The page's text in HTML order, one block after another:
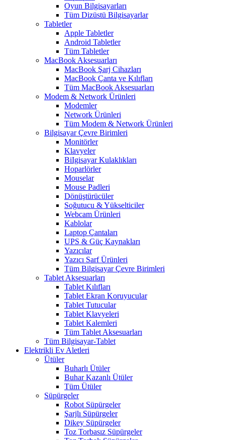
Oyun Bilgisayarları
Tüm Dizüstü Bilgisayarlar
Tabletler
Apple Tabletler
Android Tabletler
Tüm Tabletler
MacBook Aksesuarları
MacBook Şarj Cihazları
MacBook Çanta ve Kılıfları
Tüm MacBook Aksesuarları
Modem & Network Ürünleri
Modemler
Network Ürünleri
Tüm Modem & Network Ürünleri
Bilgisayar Çevre Birimleri
Monitörler
Klavyeler
BiIgisayar Kulaklıkları
Hoparlörler
Mouselar
Mouse Padleri
Dönüştürücüler
Soğutucu & Yükselticiler
Webcam Ürünleri
Kablolar
Laptop Çantaları
UPS & Güç Kaynakları
Yazıcılar
Yazıcı Sarf Ürünleri
Tüm Bilgisayar Çevre Birimleri
Tablet Aksesuarları
Tablet Kılıfları
Tablet Ekran Koruyucular
Tablet Tutucular
Tablet Klavyeleri
Tablet Kalemleri
Tüm Tablet Aksesuarları
Tüm Bilgisayar-Tablet
Elektrikli Ev Aletleri
Ütüler
Buharlı Ütüler
Buhar Kazanlı Ütüler
Tüm Ütüler
Süpürgeler
Robot Süpürgeler
Şarjlı Süpürgeler
Dikey Süpürgeler
Toz Torbasız Süpürgeler